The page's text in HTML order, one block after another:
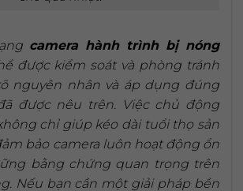
camera hành trình bị nóng
được kiểm soát và phòng tránh
nguyên nhân và áp dụng đúng
được nêu trên. Việc chủ động
chỉ giúp kéo dài tuổi thọ sản
bảo camera luôn hoạt động ổn
bằng chứng quan trọng trên
Nếu bạn cần một giải pháp bền